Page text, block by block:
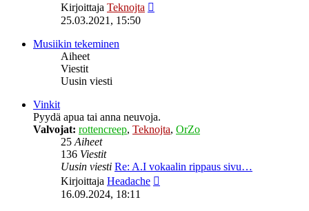
Kirjoittaja Teknojta
25.03.2021, 15:50
Musiikin tekeminen
Aiheet
Viestit
Uusin viesti
Vinkit
Pyydä apua tai anna neuvoja.
Valvojat: rottencreep, Teknojta, OrZo
25Aiheet
136 Viestit
Uusin viesti Re: A.I vokaalin rippaus sivu…
Kirjoittaja Headache
16.09.2024, 18:11